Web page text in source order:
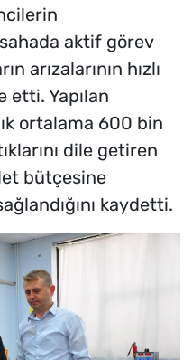
aktif görev
arızalarının hızlı
Yapılan
ortalama 600 bin
dile getiren
bütçesine
kaydetti.